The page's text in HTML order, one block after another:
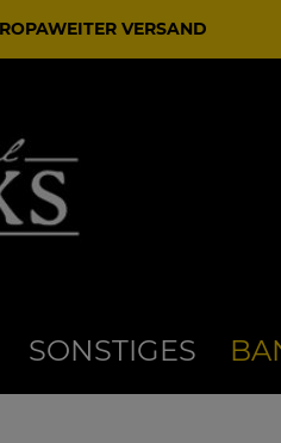
VERSAND
SONSTIGES